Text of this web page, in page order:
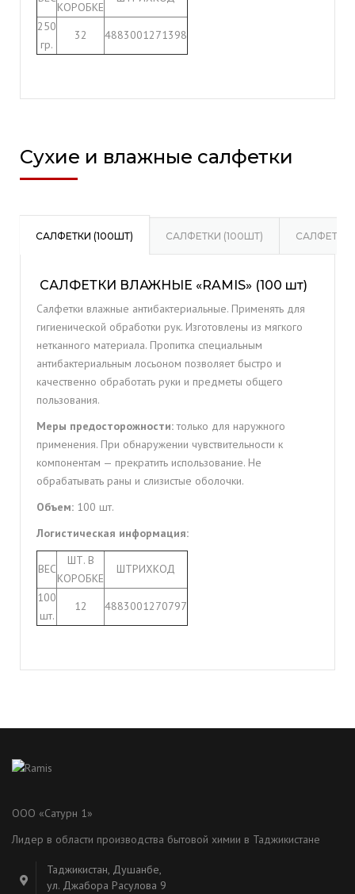
КОРОБКЕ
250
гр.
32 4883001271398
Сухие и влажные салфетки
САЛФЕТКИ (100ШТ) САЛФЕТКИ (100ШТ) САЛФЕТКИ
САЛФЕТКИ ВЛАЖНЫЕ «RAMIS» (100 шт)
Салфетки влажные антибактериальные. Применять для
гигиенической обработки рук. Изготовлены из мягкого
нетканного материала. Пропитка специальным
антибактериальным лосьоном позволяет быстро и
качественно обработать руки и предметы общего
пользования.
Меры предосторожности:только для наружного
применения. При обнаружении чувствительности к
компонентам — прекратить использование. Не
обрабатывать раны и слизистые оболочки.
Объем: 100 шт.
Логистическая информация:
ВЕС
ШТ. В
КОРОБКЕ
ШТРИХКОД
100
шт.
12 4883001270797
ООО «Сатурн 1»
Лидер в области производства бытовой химии в Таджикистане
Таджикистан, Душанбе,
ул. Джабора Расулова 9